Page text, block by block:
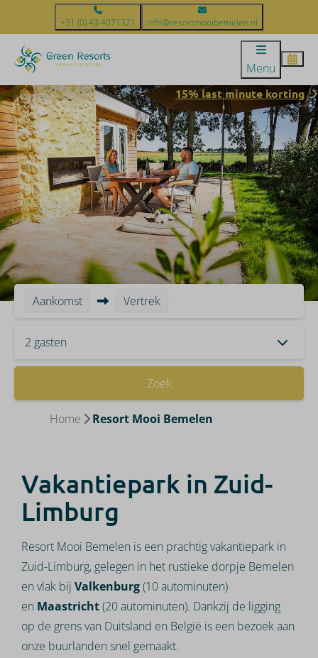
+31 (0) 43 4071321 info@resortmooibemelen.nl
Menu
15% last minute korting
Aankomst Vertrek
2 gasten
Zoek
Home Resort Mooi Bemelen
Vakantiepark in Zuid-
Limburg
Resort Mooi Bemelen is een prachtig vakantiepark in
Zuid-Limburg, gelegen in het rustieke dorpje Bemelen
en vlak bijValkenburg(10 autominuten)
en Maastricht(20 autominuten). Dankzij de ligging
op de grens van Duitsland en België is een bezoek aan
onze buurlanden snel gemaakt.